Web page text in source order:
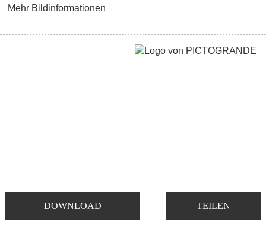
DOWNLOAD TEILEN
Mehr Bildinformationen